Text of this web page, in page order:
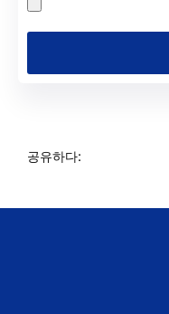
공유하다: